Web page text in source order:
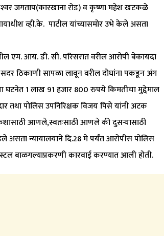
जगताप(कारखाना रोड) व कृष्णा महेश खटकळे
व्ही.के. पाटील यांच्यासमोर उभे केले असता
एम. आय. डी. सी. परिसरात वरील आरोपी बेकायदा
ठिकाणी सापळा लावून वरील दोघांना पकडून अंग
1 लाख 91 हजार 800 रुपये किमतीचा मुद्देमाल
तथा पोलिस उपनिरिक्षक विजय पिसे यांनी अटक
आणले,स्वतःसाठी आणले की दुसर्‍यासाठी
न्यायालयाने दि.28 मे पर्यंत आरोपीस पोलिस
बाळगल्याप्रकरणी कारवाई करण्यात आली होती.